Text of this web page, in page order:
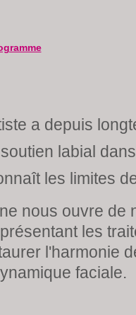
a depuis
labial
les limites
nous ouvre de
les
l'harmonie
faciale.